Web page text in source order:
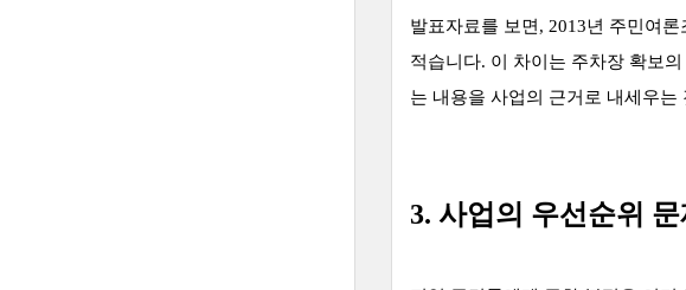
발표자료를 보면, 2013년 주민여
적습니다. 이 차이는 주차장 확보
는 내용을 사업의 근거로 내세우는
3. 사업의 우선순위 문